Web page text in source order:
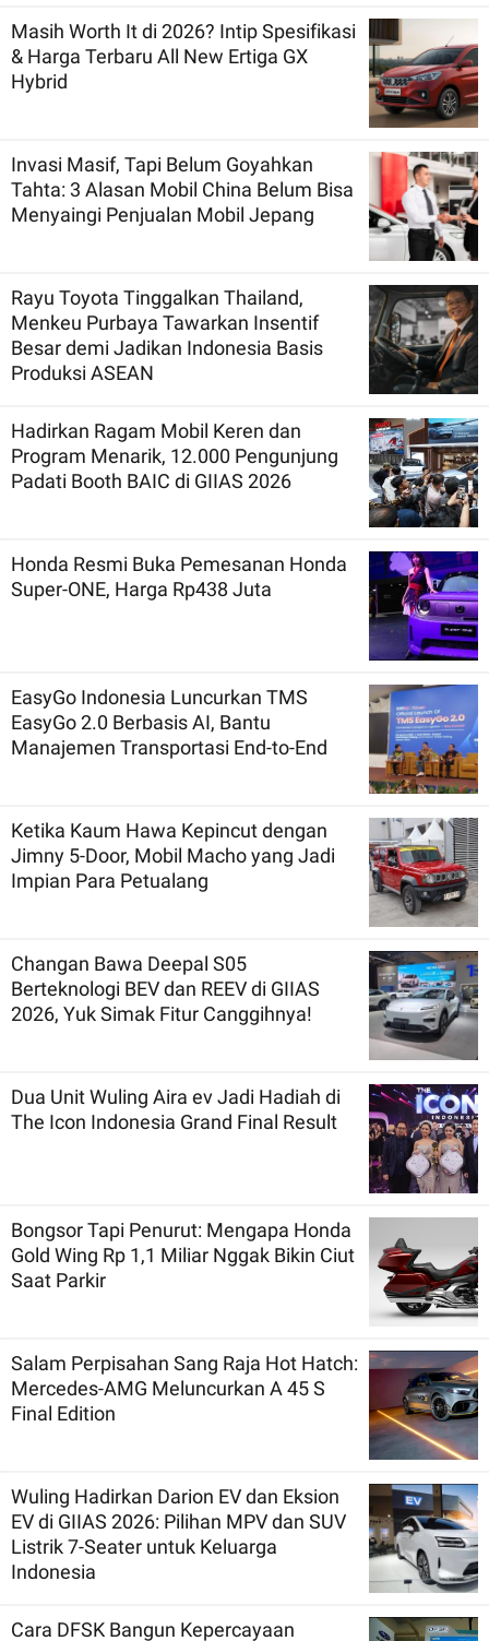
Masih Worth It di 2026? Intip Spesifikasi
& Harga Terbaru All New Ertiga GX
Hybrid
Invasi Masif, Tapi Belum Goyahkan
Tahta: 3 Alasan Mobil China Belum Bisa
Menyaingi Penjualan Mobil Jepang
Rayu Toyota Tinggalkan Thailand,
Menkeu Purbaya Tawarkan Insentif
Besar demi Jadikan Indonesia Basis
Produksi ASEAN
Hadirkan Ragam Mobil Keren dan
Program Menarik, 12.000 Pengunjung
Padati Booth BAIC di GIIAS 2026
Honda Resmi Buka Pemesanan Honda
Super-ONE, Harga Rp438 Juta
EasyGo Indonesia Luncurkan TMS
EasyGo 2.0 Berbasis AI, Bantu
Manajemen Transportasi End-to-End
Ketika Kaum Hawa Kepincut dengan
Jimny 5-Door, Mobil Macho yang Jadi
Impian Para Petualang
Changan Bawa Deepal S05
Berteknologi BEV dan REEV di GIIAS
2026, Yuk Simak Fitur Canggihnya!
Dua Unit Wuling Aira ev Jadi Hadiah di
The Icon Indonesia Grand Final Result
Bongsor Tapi Penurut: Mengapa Honda
Gold Wing Rp 1,1 Miliar Nggak Bikin Ciut
Saat Parkir
Salam Perpisahan Sang Raja Hot Hatch:
Mercedes-AMG Meluncurkan A 45 S
Final Edition
Wuling Hadirkan Darion EV dan Eksion
EV di GIIAS 2026: Pilihan MPV dan SUV
Listrik 7-Seater untuk Keluarga
Indonesia
Cara DFSK Bangun Kepercayaan